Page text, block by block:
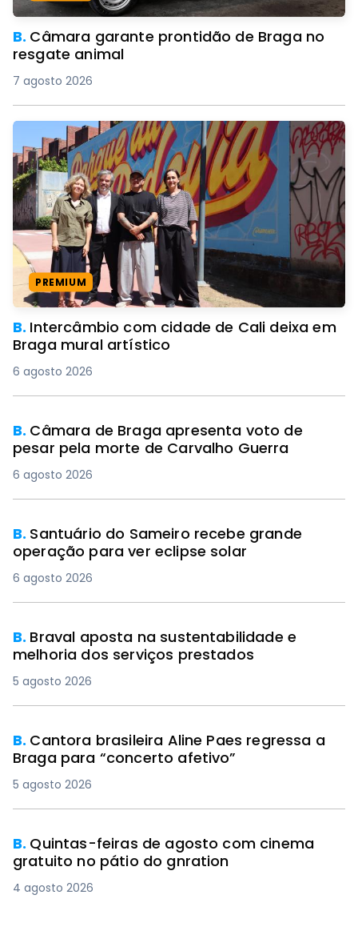
B. Câmara garante prontidão de Braga no
resgate animal
7 agosto 2026
PREMIUM
B. Intercâmbio com cidade de Cali deixa em
Braga mural artístico
6 agosto 2026
B. Câmara de Braga apresenta voto de
pesar pela morte de Carvalho Guerra
6 agosto 2026
B. Santuário do Sameiro recebe grande
operação para ver eclipse solar
6 agosto 2026
B. Braval aposta na sustentabilidade e
melhoria dos serviços prestados
5 agosto 2026
B. Cantora brasileira Aline Paes regressa a
Braga para “concerto afetivo”
5 agosto 2026
B. Quintas-feiras de agosto com cinema
gratuito no pátio do gnration
4 agosto 2026